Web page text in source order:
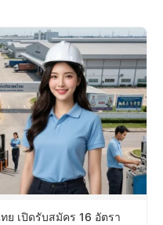
ย เปิดรับสมัคร 16 อัตรา